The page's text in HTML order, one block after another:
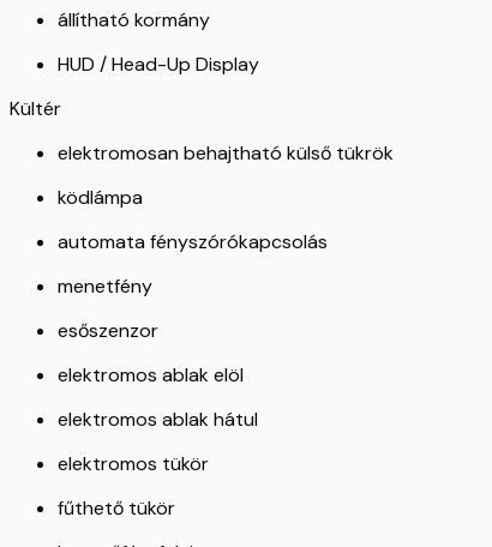
állítható kormány
HUD / Head-Up Display
Kültér
elektromosan behajtható külső tükrök
ködlámpa
automata fényszórókapcsolás
menetfény
esőszenzor
elektromos ablak elöl
elektromos ablak hátul
elektromos tükör
fűthető tükör